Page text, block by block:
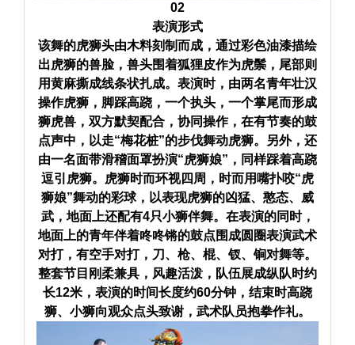
02
表演形式
该舞的虎狮头由木料刻制而成，通过彩色油漆描绘
出虎狮的兽脸，兽头围着狐狸皮作为虎鬃，尾部则
用黄麻撕成线条状扎成。表演时，由两名青年壮汉
操作虎狮，脚踩高跷，一个执头，一个掌尾而形成
狮虎兽，双方默契配合，协同操作，在有节奏的鼓
点声中，以走“梅花桩”的步伐舞动虎狮。另外，还
由一名面带滑稽面罩扮演“虎狮娘”，同样踩着高跷
逗引虎狮。虎狮时而环视四周，时而用嘴扑咬“虎
狮娘”舞动的彩球，以表现虎狮的凶猛、憨态、威
武，地面上还配有4只小狮伴舞。在表演的同时，
地面上的青年伴着咚咚锵的鼓点围成圆圈表演武术
对打，有空手对打，刀、枪、棍、钗、锏对舞等。
整套节目刚柔兼具，风趣活泼，队伍展成纵队时约
长12米，表演的时间长度约60分钟，结束时高跷
狮、小狮向观众点头致谢，武术队员抱拳作礼。